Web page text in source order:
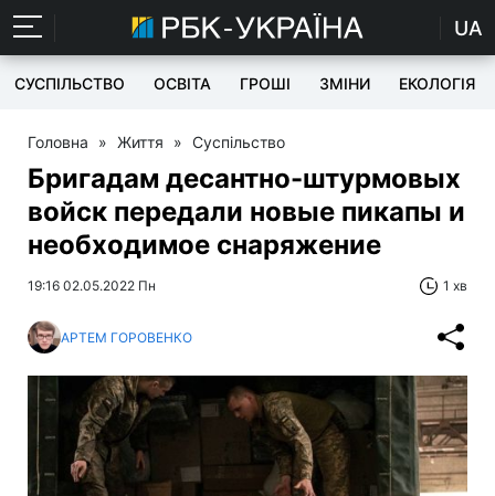
UA
СУСПІЛЬСТВО ОСВІТА ГРОШІ ЗМІНИ ЕКОЛОГІЯ
Головна » Життя » Суспільство
Бригадам десантно-штурмовых
войск передали новые пикапы и
необходимое снаряжение
19:16 02.05.2022 Пн 1 хв
АРТЕМ ГОРОВЕНКО